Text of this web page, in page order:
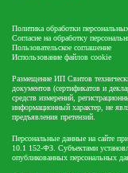
Политика обработки
Согласие на обработку
Пользовательское соглашение
Использование файлов cookie
Размещение ИП Свитов
документов (сертификатов и
средств измерений,
информационный характер, не
предъявления претензий.
Персональные данные на сайте
10.1 152-ФЗ. Субъектами
опубликованных персональных